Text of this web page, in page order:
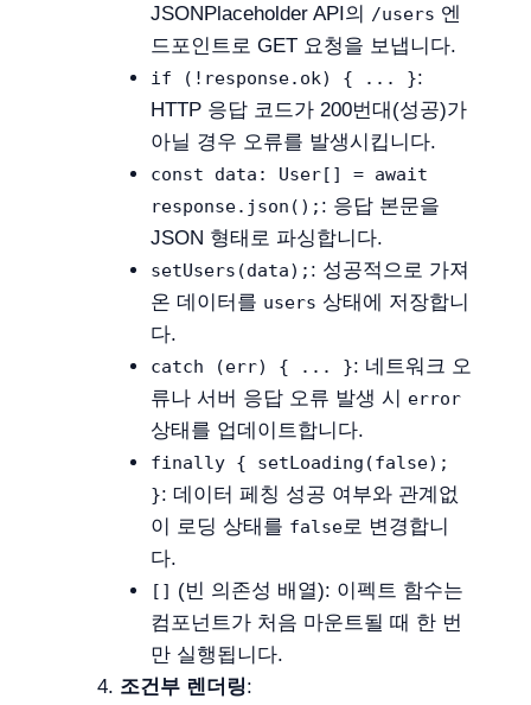
JSONPlaceholder API의 /users 엔
드포인트로 GET 요청을 보냅니다.
if (!response.ok) { ... }:
HTTP 응답 코드가 200번대(성공)가
아닐 경우 오류를 발생시킵니다.
const data: User[] = await
response.json(); : 응답 본문을
JSON 형태로 파싱합니다.
setUsers(data); : 성공적으로 가져
온 데이터를 users 상태에 저장합니
다.
catch (err) { ... }: 네트워크 오
류나 서버 응답 오류 발생 시 error
상태를 업데이트합니다.
finally { setLoading(false);
}: 데이터 페칭 성공 여부와 관계없
이 로딩 상태를 false로 변경합니
다.
[] (빈 의존성 배열): 이펙트 함수는
컴포넌트가 처음 마운트될 때 한 번
만 실행됩니다.
조건부 렌더링: